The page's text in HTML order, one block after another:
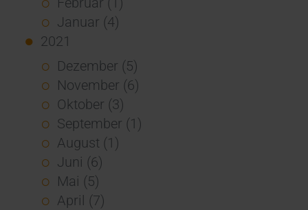
Januar (4)
2021
Dezember (5)
November (6)
Oktober (3)
September (1)
August (1)
Juni (6)
Mai (5)
April (7)